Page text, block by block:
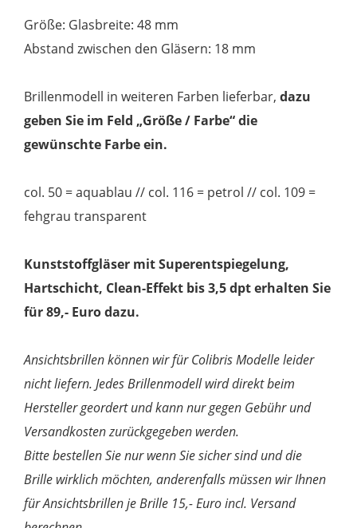
Größe: Glasbreite: 48 mm
Abstand zwischen den Gläsern: 18 mm
Brillenmodell in weiteren Farben lieferbar,dazu
geben Sie im Feld „Größe / Farbe“ die
gewünschte Farbe ein.
col. 50 = aquablau // col. 116 = petrol // col. 109 =
fehgrau transparent
Kunststoffgläser mit Superentspiegelung,
Hartschicht, Clean-Effekt bis 3,5 dpt erhalten Sie
für 89,- Euro dazu.
Ansichtsbrillen können wir für Colibris Modelle leider
nicht liefern. Jedes Brillenmodell wird direkt beim
Hersteller geordert und kann nur gegen Gebühr und
Versandkosten zurückgegeben werden.
Bitte bestellen Sie nur wenn Sie sicher sind und die
Brille wirklich möchten, anderenfalls müssen wir Ihnen
für Ansichtsbrillen je Brille 15,- Euro incl. Versand